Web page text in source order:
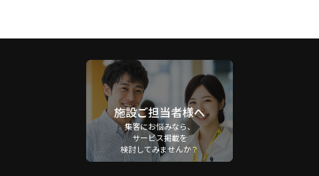
施設ご担当者様へ
集客にお悩みなら、
サービス掲載を
検討してみませんか？